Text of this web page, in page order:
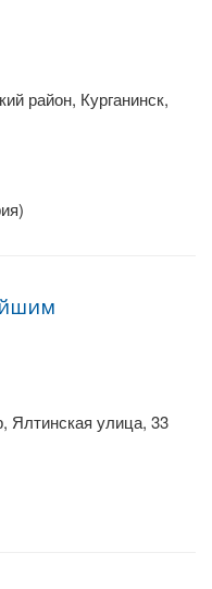
район, Курганинск,
Ялтинская улица, 33